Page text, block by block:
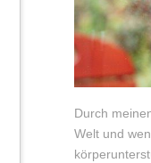
Durch
Welt und